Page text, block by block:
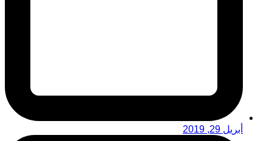
أبريل 29, 2019